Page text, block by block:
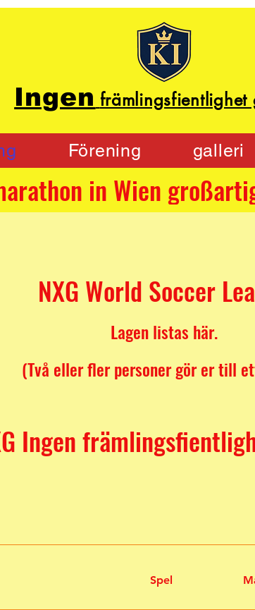
Ingen främlingsfientlighet
Förening galleri
NXG World Soccer
Lagen listas här.
(Två eller fler personer gör er till
Ingen
Spel